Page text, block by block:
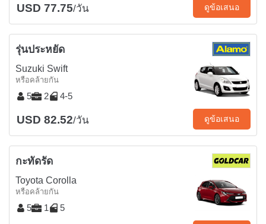
USD 77.75/วัน ดูข้อเสนอ
รุ่นประหยัด
Suzuki Swift
หรือคล้ายกัน
5 2 4-5
USD 82.52/วัน ดูข้อเสนอ
กะทัดรัด
Toyota Corolla
หรือคล้ายกัน
5 1 5